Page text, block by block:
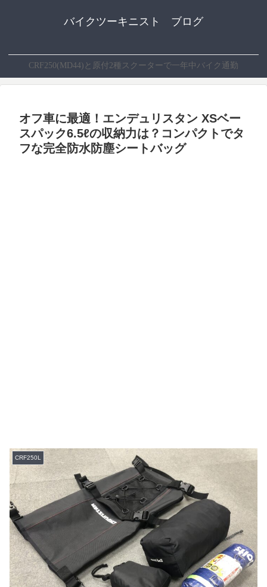
バイクツーキニスト ブログ
CRF250(MD44)と原付2種スクーターで一年中バイク通勤
オフ車に最適！エンデュリスタン XSベー
スパック6.5ℓの収納力は？コンパクトでタ
フな完全防水防塵シートバッグ
CRF250L